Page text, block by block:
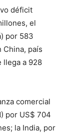
déficit
el
por 583
China, país
llega a 928
comercial
por US$ 704
la India, por